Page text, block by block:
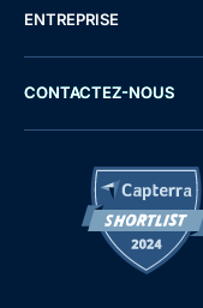
ENTREPRISE
CONTACTEZ-NOUS